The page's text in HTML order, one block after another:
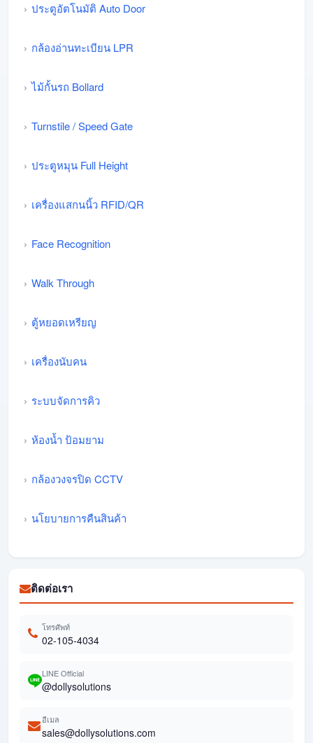
ประตูอัตโนมัติ Auto Door
กล้องอ่านทะเบียน LPR
ไม้กั้นรถ Bollard
Turnstile / Speed Gate
ประตูหมุน Full Height
เครื่องแสกนนิ้ว RFID/QR
Face Recognition
Walk Through
ตู้หยอดเหรียญ
เครื่องนับคน
ระบบจัดการคิว
ห้องน้ำ ป้อมยาม
กล้องวงจรปิด CCTV
นโยบายการคืนสินค้า
ติดต่อเรา
โทรศัพท์
02-105-4034
LINE Official
@dollysolutions
อีเมล
sales@dollysolutions.com